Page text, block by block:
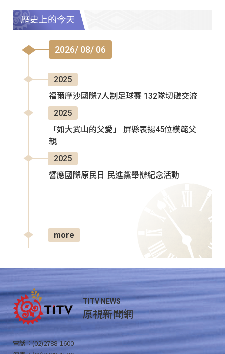
歷史上的今天
2026/ 08/ 06
2025
福爾摩沙國際7人制足球賽 132隊切磋交流
2025
「如大武山的父愛」 屏縣表揚45位模範父
親
2025
響應國際原民日 民進黨舉辦紀念活動
more
TITV NEWS
原視新聞網
電話：(02)2788-1600